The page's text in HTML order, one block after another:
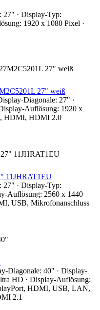
27" · Display-Typ:
1920 x 1080 Pixel ·
27" weiß
Diagonale: 27" ·
Auflösung: 1920 x
HDMI, HDMI 2.0
11JHRAT1EU
27" · Display-Typ:
Auflösung: 2560 x 1440
USB, Mikrofonanschluss
Diagonale: 40" · Display-
HD · Display-Auflösung:
HDMI, USB, LAN,
2.1